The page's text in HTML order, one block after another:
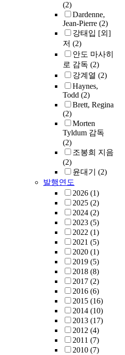
(2)
Dardenne,
Jean-Pierre (2)
강태입 [외]
저 (2)
안도 마사히
로 감독 (2)
강계열 (2)
Haynes,
Todd (2)
Brett, Regina
(2)
Morten
Tyldum 감독
(2)
조봉희 지음
(2)
윤대기 (2)
발행연도
2026 (1)
2025 (2)
2024 (2)
2023 (5)
2022 (1)
2021 (5)
2020 (1)
2019 (5)
2018 (8)
2017 (2)
2016 (6)
2015 (16)
2014 (10)
2013 (17)
2012 (4)
2011 (7)
2010 (7)